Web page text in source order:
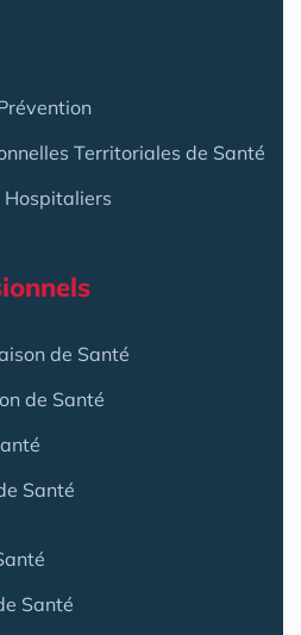
Territoriales de Santé
de Santé
de Santé
Santé
Santé